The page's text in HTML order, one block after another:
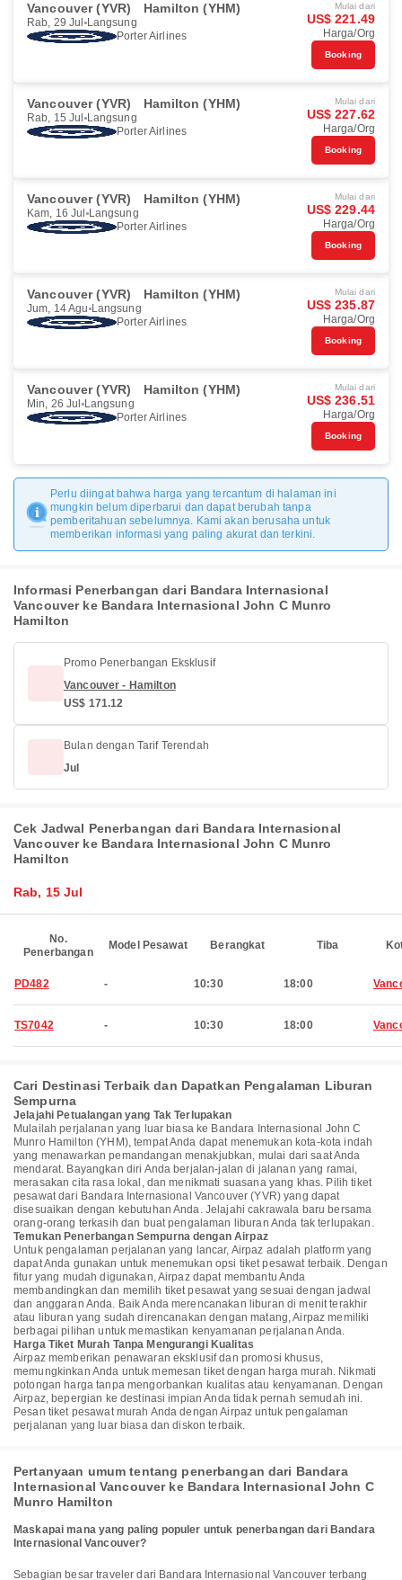
Vancouver (YVR) Hamilton (YHM)
Rab, 29 Jul Langsung
Porter Airlines
Mulai dari
US$ 221.49
Harga/Org
Booking
Vancouver (YVR) Hamilton (YHM)
Rab, 15 Jul Langsung
Porter Airlines
Mulai dari
US$ 227.62
Harga/Org
Booking
Vancouver (YVR) Hamilton (YHM)
Kam, 16 Jul Langsung
Porter Airlines
Mulai dari
US$ 229.44
Harga/Org
Booking
Vancouver (YVR) Hamilton (YHM)
Jum, 14 Agu Langsung
Porter Airlines
Mulai dari
US$ 235.87
Harga/Org
Booking
Vancouver (YVR) Hamilton (YHM)
Min, 26 Jul Langsung
Porter Airlines
Mulai dari
US$ 236.51
Harga/Org
Booking
Perlu diingat bahwa harga yang tercantum di halaman ini
mungkin belum diperbarui dan dapat berubah tanpa
pemberitahuan sebelumnya. Kami akan berusaha untuk
memberikan informasi yang paling akurat dan terkini.
Informasi Penerbangan dari Bandara Internasional
Vancouver ke Bandara Internasional John C Munro
Hamilton
Promo Penerbangan Eksklusif
Vancouver - Hamilton
US$ 171.12
Bulan dengan Tarif Terendah
Jul
Cek Jadwal Penerbangan dari Bandara Internasional
Vancouver ke Bandara Internasional John C Munro
Hamilton
Rab, 15 Jul
No.
Penerbangan
Model Pesawat Berangkat Tiba
PD482 - 10:30 18:00
TS7042 - 10:30 18:00
Cari Destinasi Terbaik dan Dapatkan Pengalaman Liburan
Sempurna
Jelajahi Petualangan yang Tak Terlupakan
Mulailah perjalanan yang luar biasa ke Bandara Internasional John C
Munro Hamilton (YHM), tempat Anda dapat menemukan kota-kota indah
yang menawarkan pemandangan menakjubkan, mulai dari saat Anda
mendarat. Bayangkan diri Anda berjalan-jalan di jalanan yang ramai,
merasakan cita rasa lokal, dan menikmati suasana yang khas. Pilih tiket
pesawat dari Bandara Internasional Vancouver (YVR) yang dapat
disesuaikan dengan kebutuhan Anda. Jelajahi cakrawala baru bersama
orang-orang terkasih dan buat pengalaman liburan Anda tak terlupakan.
Temukan Penerbangan Sempurna dengan Airpaz
Untuk pengalaman perjalanan yang lancar, Airpaz adalah platform yang
dapat Anda gunakan untuk menemukan opsi tiket pesawat terbaik. Dengan
fitur yang mudah digunakan, Airpaz dapat membantu Anda
membandingkan dan memilih tiket pesawat yang sesuai dengan jadwal
dan anggaran Anda. Baik Anda merencanakan liburan di menit terakhir
atau liburan yang sudah direncanakan dengan matang, Airpaz memiliki
berbagai pilihan untuk memastikan kenyamanan perjalanan Anda.
Harga Tiket Murah Tanpa Mengurangi Kualitas
Airpaz memberikan penawaran eksklusif dan promosi khusus,
memungkinkan Anda untuk memesan tiket dengan harga murah. Nikmati
potongan harga tanpa mengorbankan kualitas atau kenyamanan. Dengan
Airpaz, bepergian ke destinasi impian Anda tidak pernah semudah ini.
Pesan tiket pesawat murah Anda dengan Airpaz untuk pengalaman
perjalanan yang luar biasa dan diskon terbaik.
Pertanyaan umum tentang penerbangan dari Bandara
Internasional Vancouver ke Bandara Internasional John C
Munro Hamilton
Maskapai mana yang paling populer untuk penerbangan dari Bandara
Internasional Vancouver?
Sebagian besar traveler dari Bandara Internasional Vancouver terbang